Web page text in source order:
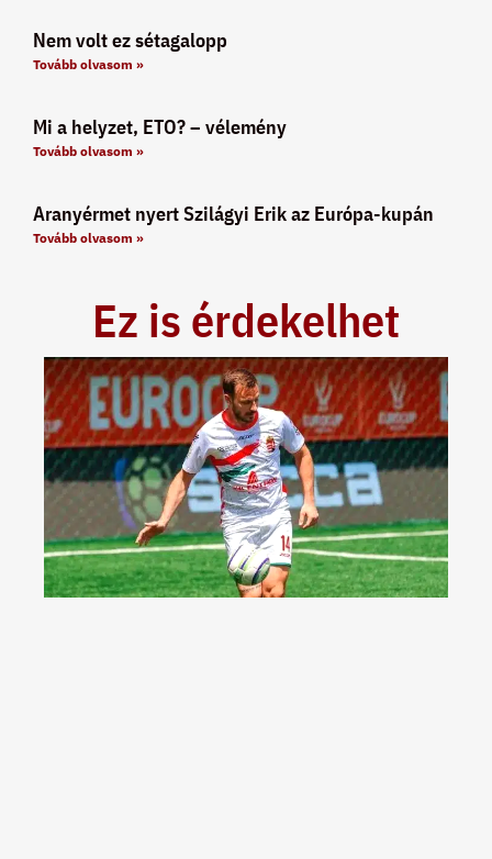
Nem volt ez sétagalopp
Tovább olvasom »
Mi a helyzet, ETO? – vélemény
Tovább olvasom »
Aranyérmet nyert Szilágyi Erik az Európa-kupán
Tovább olvasom »
Ez is érdekelhet